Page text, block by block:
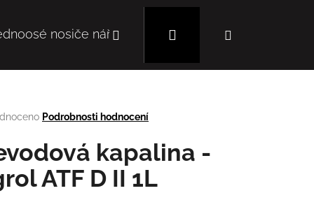
nosiče nářadí Mulčovače
Přihlášení
Podrobnosti hodnocení
kapalina -
ATF D II 1L